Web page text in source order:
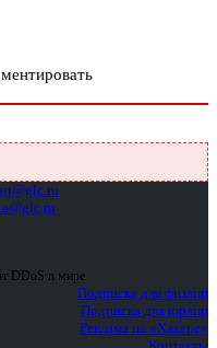
DDoS в мире
Подписка для физлиц
Подписка для юрлиц
Реклама на «Хакере»